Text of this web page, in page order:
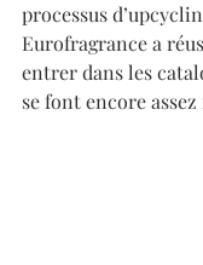
processus
Eurofragrance a
entrer dans les
se font encore assez